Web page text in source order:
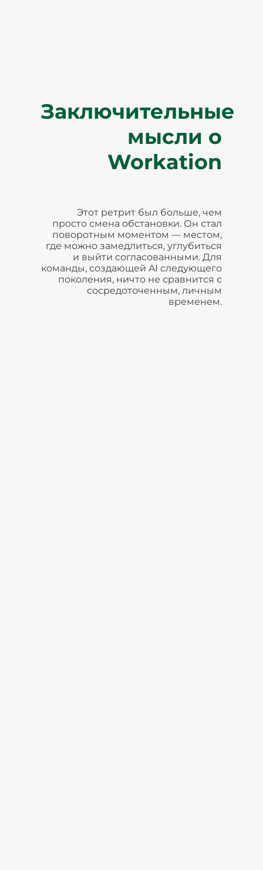
Заключительные
мысли о
Workation
Этот ретрит был больше, чем
просто смена обстановки. Он стал
поворотным моментом — местом,
где можно замедлиться, углубиться
и выйти согласованными. Для
команды, создающей AI следующего
поколения, ничто не сравнится с
сосредоточенным, личным
временем.